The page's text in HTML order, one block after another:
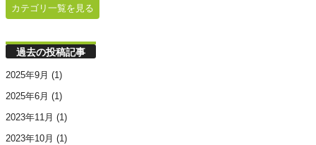
カテゴリ一覧を見る
過去の投稿記事
2025年9月 (1)
2025年6月 (1)
2023年11月 (1)
2023年10月 (1)